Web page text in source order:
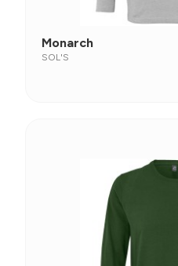
Monarch
SOL'S